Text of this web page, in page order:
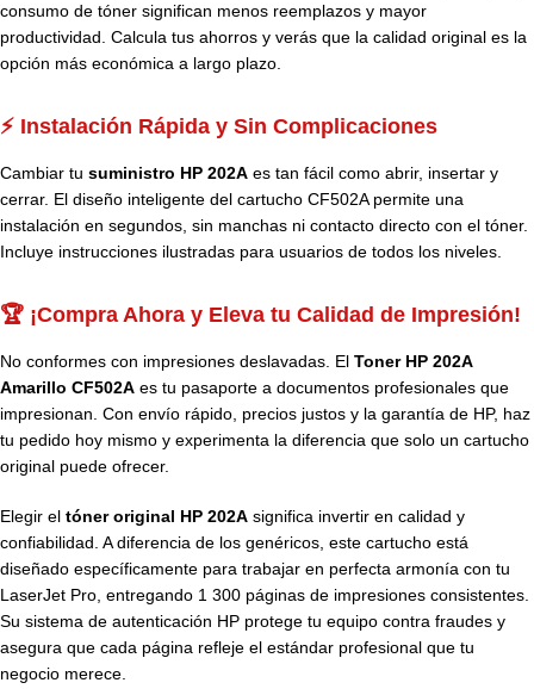
consumo de tóner significan menos reemplazos y mayor
productividad. Calcula tus ahorros y verás que la calidad original es la
opción más económica a largo plazo.
⚡ Instalación Rápida y Sin Complicaciones
Cambiar tu suministro HP 202A es tan fácil como abrir, insertar y
cerrar. El diseño inteligente del cartucho CF502A permite una
instalación en segundos, sin manchas ni contacto directo con el tóner.
Incluye instrucciones ilustradas para usuarios de todos los niveles.
🏆 ¡Compra Ahora y Eleva tu Calidad de Impresión!
No conformes con impresiones deslavadas. El Toner HP 202A
Amarillo CF502A es tu pasaporte a documentos profesionales que
impresionan. Con envío rápido, precios justos y la garantía de HP, haz
tu pedido hoy mismo y experimenta la diferencia que solo un cartucho
original puede ofrecer.
Elegir el tóner original HP 202A significa invertir en calidad y
confiabilidad. A diferencia de los genéricos, este cartucho está
diseñado específicamente para trabajar en perfecta armonía con tu
LaserJet Pro, entregando 1 300 páginas de impresiones consistentes.
Su sistema de autenticación HP protege tu equipo contra fraudes y
asegura que cada página refleje el estándar profesional que tu
negocio merece.